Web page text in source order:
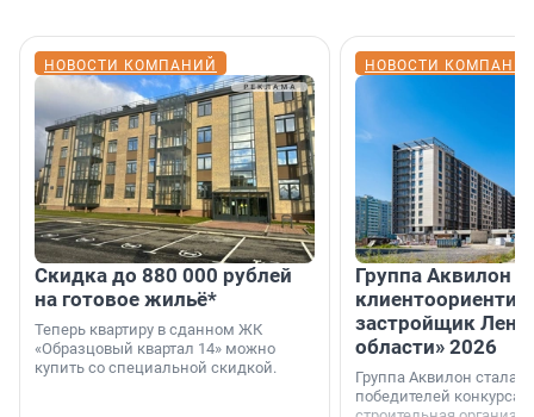
НОВОСТИ КОМПАНИЙ
Скидка до 880 000 рублей
на готовое жильё*
Теперь квартиру в сданном ЖК
«Образцовый квартал 14» можно
купить со специальной скидкой.
НОВОСТИ
Группа Аквилон
застройщик
области» 2026
Группа Аквилон стала
победителей конкурса